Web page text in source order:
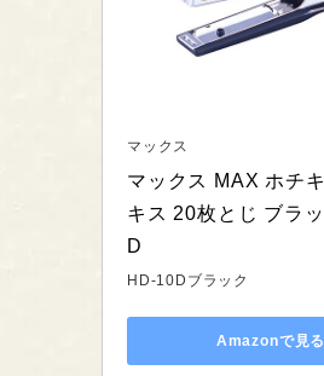
マックス
マックス MAX ホチ
キス 20枚とじ ブラ
D
HD-10Dブラック
Amazonで見る